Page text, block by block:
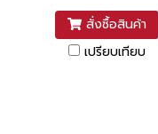
สั่งซื้อสินค้า
เปรียบเทียบ